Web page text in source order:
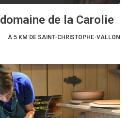
de la Carolie
À 5 KM DE SAINT-CHRISTOPHE-VALLON